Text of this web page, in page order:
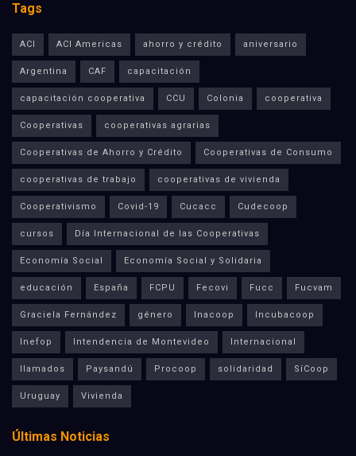
Tags
ACI ACI Americas ahorro y crédito aniversario
Argentina CAF capacitación
capacitación cooperativa CCU Colonia cooperativa
Cooperativas cooperativas agrarias
Cooperativas de Ahorro y Crédito Cooperativas de Consumo
cooperativas de trabajo cooperativas de vivienda
Cooperativismo Covid-19 Cucacc Cudecoop
cursos Día Internacional de las Cooperativas
Economía Social Economía Social y Solidaria
educación España FCPU Fecovi Fucc Fucvam
Graciela Fernández género Inacoop Incubacoop
Inefop Intendencia de Montevideo Internacional
llamados Paysandú Procoop solidaridad SíCoop
Uruguay Vivienda
Últimas Noticias